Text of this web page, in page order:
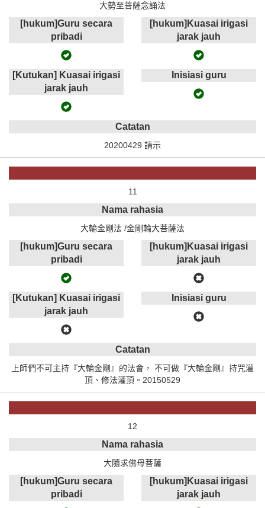
大勢至菩薩念誦法
[hukum]Guru secara
pribadi
[hukum]Kuasai irigasi
jarak jauh
[Kutukan] Kuasai irigasi
jarak jauh
Inisiasi guru
Catatan
20200429 請示
11
Nama rahasia
大輪金剛法 /金剛輪大菩薩法
[hukum]Guru secara
pribadi
[hukum]Kuasai irigasi
jarak jauh
[Kutukan] Kuasai irigasi
jarak jauh
Inisiasi guru
Catatan
上師們不可主持『大輪金剛』的法會， 不可做『大輪金剛』持咒灌
頂、修法灌頂。20150529
12
Nama rahasia
大隨求佛母菩薩
[hukum]Guru secara
pribadi
[hukum]Kuasai irigasi
jarak jauh